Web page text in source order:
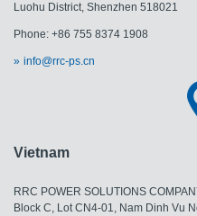
Luohu District, Shenzhen 518021
Phone: +86 755 8374 1908
info@rrc-ps.cn
Vietnam
RRC POWER SOLUTIONS
Block C, Lot CN4-01, Nam Dinh Vu